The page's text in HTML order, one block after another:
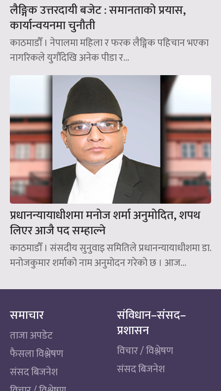
लैङ्गिक उत्तरदायी बजेट : समानताको प्रयास,
कार्यान्वयनमा चुनौती
काठमाडौँ । नेपालमा महिला र फरक लैङ्गिक पहिचान भएका
नागरिकले युगौँदेखि अनेक पीडा र...
प्रधानन्यायाधीशमा मनोज शर्मा अनुमोदित, शपथ
लिएर आजै पद सम्हाल्ने
काठमाडौँ । संसदीय सुनुवाइ समितिले प्रधानन्यायाधीशमा डा.
मनोजकुमार शर्माको नाम अनुमोदन गरेको छ । आज...
समाचार
ताजा अपडेट
फैसला विश्लेषण
संसद बिजनेश
संविधान–संसद–
प्रशासन
विचार / विश्लेषण
संसद बिजनेश